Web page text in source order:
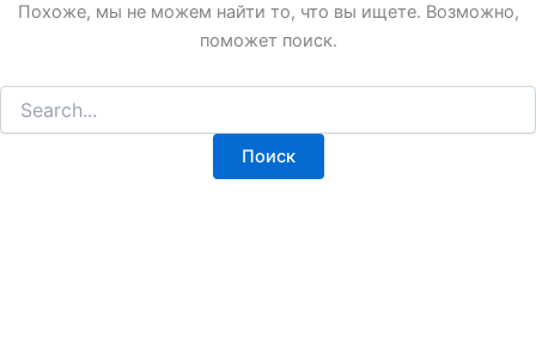
Похоже, мы не можем найти то, что вы ищете. Возможно,
поможет поиск.